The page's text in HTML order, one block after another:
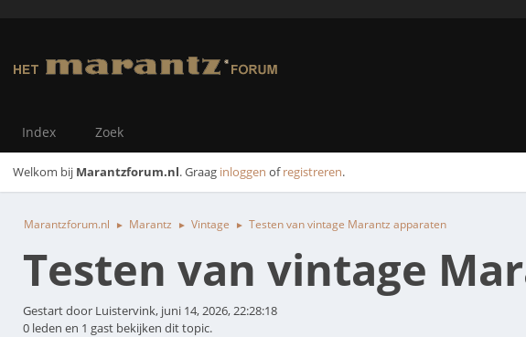
Index Zoek
Welkom bij Marantzforum.nl. Graag inloggen ofregistreren.
Marantzforum.nl ► Marantz ► Vintage ► Testen van vintage Marantz apparaten
Testen van vintage
Gestart door Luistervink, juni 14, 2026, 22:28:18
0 leden en 1 gast bekijken dit topic.